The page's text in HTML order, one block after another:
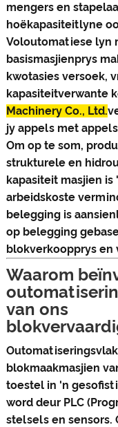
mengers en
hoëkapasiteitlyne
Voloutomatiese lyn
basismasjienprys
kwotasies versoek,
kapasiteitverwante
Machinery Co., Ltd.
jy appels met
Om op te som,
strukturele en
kapasiteit masjien
arbeidskoste
belegging is
op belegging
blokverkoopprys en
Waarom
van ons
blokmaakmasjien
toestel in 'n
word deur PLC
stelsels en sensors.